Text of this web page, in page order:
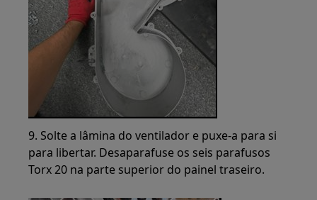
9. Solte a lâmina do ventilador e puxe-a para si
para libertar. Desaparafuse os seis parafusos
Torx 20 na parte superior do painel traseiro.